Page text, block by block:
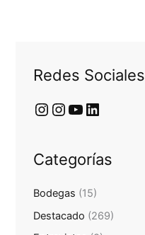
Redes Sociales
Categorías
Bodegas (15)
Destacado (269)